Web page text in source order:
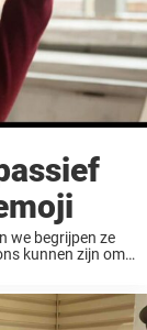
we begrijpen ze
kunnen zijn om